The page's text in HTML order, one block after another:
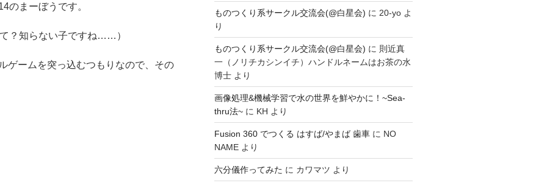
のまーぼうです。
？知らない子ですね……）
ゲームを突っ込むつもりなので、その
ものつくり系サークル交流会(@白星会) に 20-yoよ
り
ものつくり系サークル交流会(@白星会) に 則近真
一（ノリチカシンイチ）ハンドルネームはお茶の水
博士より
画像処理&機械学習で水の世界を鮮やかに！~Sea-
thru法~に KH より
Fusion 360 でつくる はすば/やまば 歯車に NO
NAMEより
六分儀作ってみた に カワマツ より